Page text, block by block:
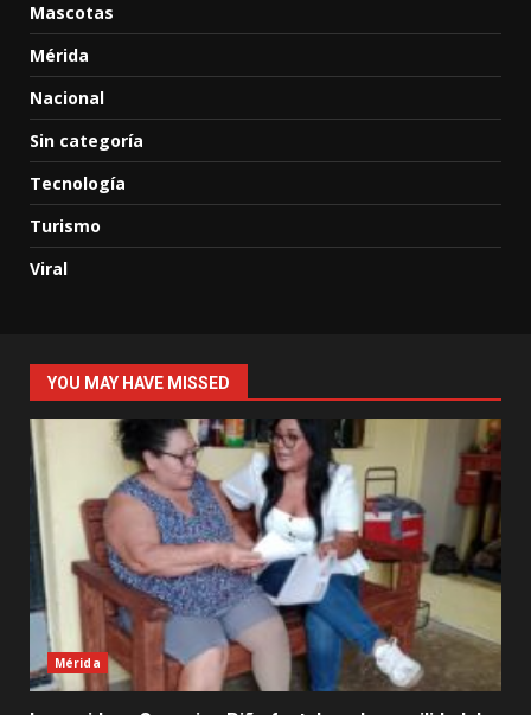
Mascotas
Mérida
Nacional
Sin categoría
Tecnología
Turismo
Viral
YOU MAY HAVE MISSED
Mérida